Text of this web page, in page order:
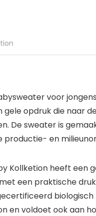
voor
gele opdruk die naar
De sweater is
en
Kollketion heeft
een praktische
en voldoet ook aan